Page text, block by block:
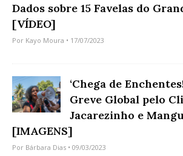
Dados sobre 15 Favelas do
[VÍDEO]
Por Kayo Moura • 17/07/2023
‘Chega de
Greve Global pelo
Jacarezinho e
[IMAGENS]
Por Bárbara Dias • 09/03/2023